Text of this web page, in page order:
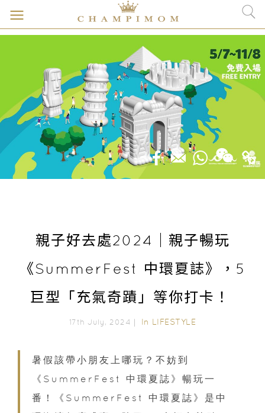
親子好去處2024｜親子暢玩
《SummerFest 中環夏誌》，5
巨型「充氣奇蹟」等你打卡！
17th July, 2024｜ In LIFESTYLE
暑假該帶小朋友上哪玩？不妨到
《SummerFest 中環夏誌》暢玩一
番！《SummerFest 中環夏誌》是中